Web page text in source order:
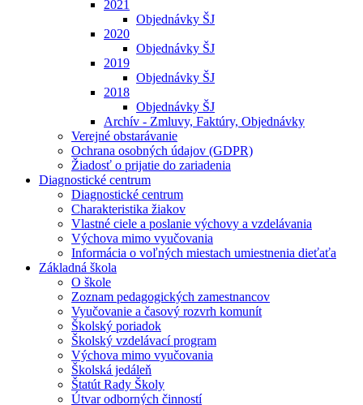
2021
Objednávky ŠJ
2020
Objednávky ŠJ
2019
Objednávky ŠJ
2018
Objednávky ŠJ
Archív - Zmluvy, Faktúry, Objednávky
Verejné obstarávanie
Ochrana osobných údajov (GDPR)
Žiadosť o prijatie do zariadenia
Diagnostické centrum
Diagnostické centrum
Charakteristika žiakov
Vlastné ciele a poslanie výchovy a vzdelávania
Výchova mimo vyučovania
Informácia o voľných miestach umiestnenia dieťaťa
Základná škola
O škole
Zoznam pedagogických zamestnancov
Vyučovanie a časový rozvrh komunít
Školský poriadok
Školský vzdelávací program
Výchova mimo vyučovania
Školská jedáleň
Štatút Rady Školy
Útvar odborných činností